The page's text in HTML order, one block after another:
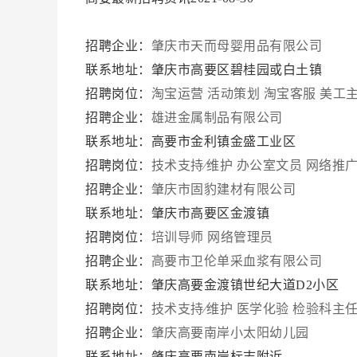
招聘企业： 肇庆市天而母婴用品有限公司
联系地址：肇庆市高要区碧桂园或白土镇
招聘岗位： 淘宝运营 活动策划 淘宝客服 美工
招聘企业： 雄进金属制品有限公司
联系地址：高要市金利镇金盛工业区
招聘岗位： 技术支持∕维护 办公室文员 网络推广
招聘企业： 肇庆市固豹建材有限公司
联系地址：肇庆市高要区金渡镇
招聘岗位： 培训导师 网络管理员
招聘企业： 高要市卫伦单采血浆有限公司
联系地址：肇庆高要金渡镇世纪大道D2小区
招聘岗位： 技术支持∕维护 医学化验 检验科主任
招聘企业： 肇庆高要南岸小太阳幼儿园